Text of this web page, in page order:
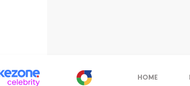
HOME